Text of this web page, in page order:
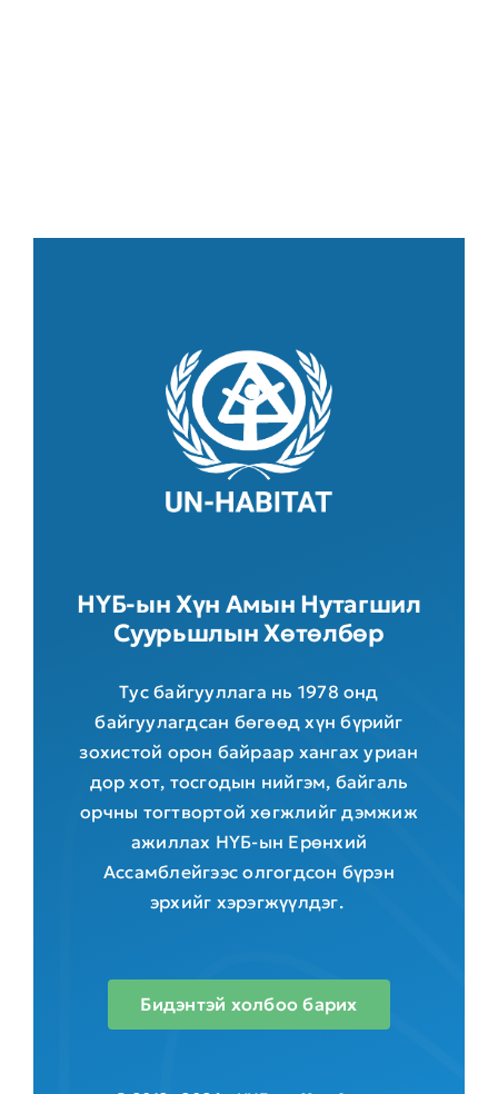
НҮБ-ын Хүн Амын Нутагшил
Суурьшлын Хөтөлбөр
Тус байгууллага нь 1978 онд
байгуулагдсан бөгөөд хүн бүрийг
зохистой орон байраар хангах уриан
дор хот, тосгодын нийгэм, байгаль
орчны тогтвортой хөгжлийг дэмжиж
ажиллах НҮБ-ын Ерөнхий
Ассамблейгээс олгогдсон бүрэн
эрхийг хэрэгжүүлдэг.
Бидэнтэй холбоо барих